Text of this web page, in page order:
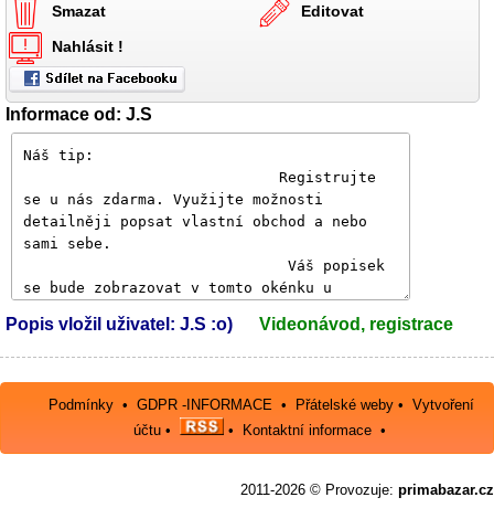
Smazat
Editovat
Nahlásit !
Informace od: J.S
Popis vložil uživatel: J.S :o) Videonávod, registrace
Podmínky •GDPR -INFORMACE • Přátelské weby •Vytvoření
účtu• • Kontaktní informace•
2011-2026 © Provozuje: primabazar.cz